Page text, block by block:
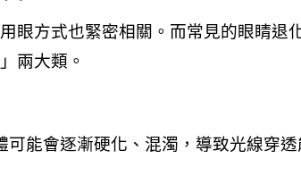
眼方式也緊密相關。而常見的眼睛退
兩大類。
能會逐漸硬化、混濁，導致光線穿